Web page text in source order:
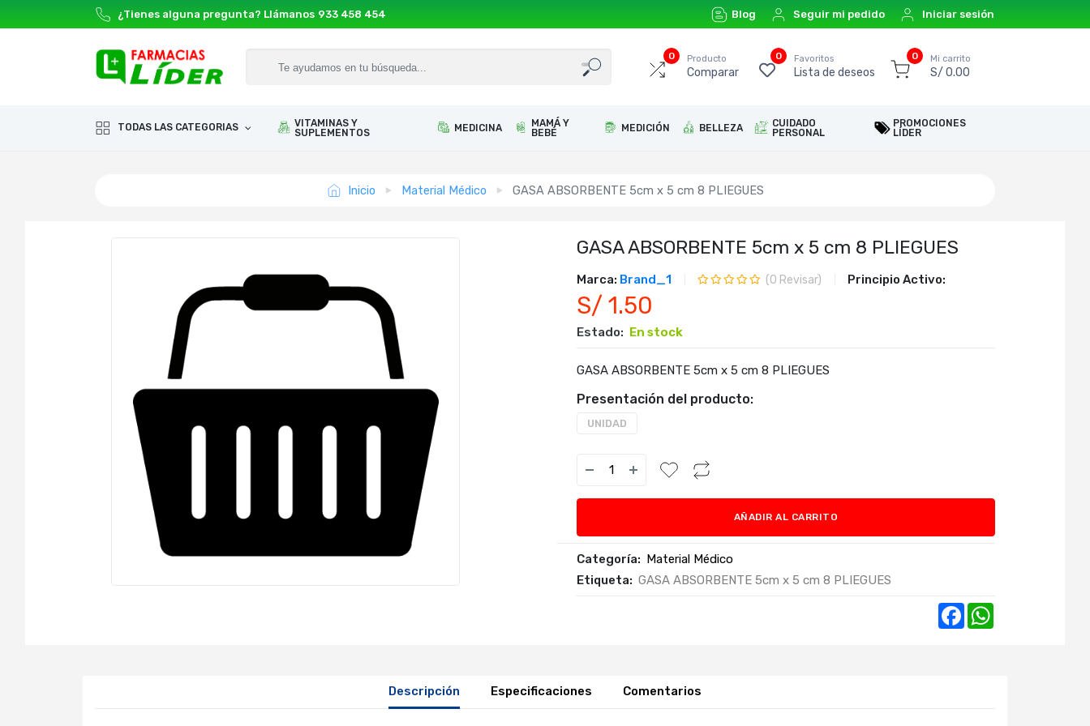
¿Tienes alguna pregunta? Llámanos 933 458 454 Blog Seguir mi pedido Iniciar sesión
0 Producto
Comparar
0 Favoritos
Lista de deseos
0 Mi carrito
S/ 0.00
TODAS LAS CATEGORIAS
VITAMINAS Y
SUPLEMENTOS
MEDICINA
MAMÁ Y
BEBÉ
MEDICIÓN BELLEZA
CUIDADO
PERSONAL
PROMOCIONES
LÍDER
Inicio Material Médico GASA ABSORBENTE 5cm x 5 cm 8 PLIEGUES
GASA ABSORBENTE 5cm x 5 cm 8 PLIEGUES
Marca: Brand_1 (0 Revisar) Principio Activo:
S/ 1.50
Estado: En stock
GASA ABSORBENTE 5cm x 5 cm 8 PLIEGUES
Presentación del producto:
UNIDAD
AÑADIR AL CARRITO
Categoría: Material Médico
Etiqueta: GASA ABSORBENTE 5cm x 5 cm 8 PLIEGUES
Facebook
Descripción Especificaciones Comentarios